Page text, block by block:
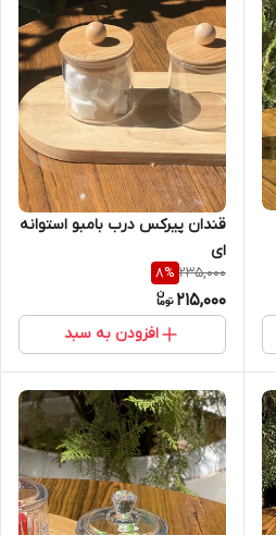
قندان پیرکس درب بامبو استوانه
ای
235,000
8%
215,000
افزودن به سبد